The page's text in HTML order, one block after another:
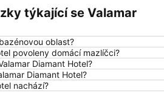
Pri svetilniku
Nacionalni Park Brijuni
Avditorij Portorož
Ambrela
Letiště Portorož
týkající se Valamar
oblast?
povoleny domácí mazlíčci?
Diamant Hotel?
Diamant Hotel?
nachází?